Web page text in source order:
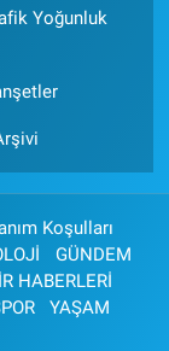
Yoğunluk
Koşulları
GÜNDEM
HABERLERİ
YAŞAM